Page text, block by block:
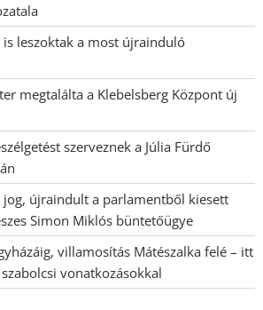
is leszoktak a most újrainduló
megtalálta a Klebelsberg Központ új
szerveznek a Júlia Fürdő
jog, újraindult a parlamentből kiesett
Simon Miklós büntetőügye
villamosítás Mátészalka felé – itt
vonatkozásokkal